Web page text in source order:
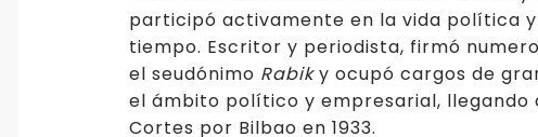
participó activamente en la vida política
tiempo. Escritor y periodista, firmó
el seudónimo Rabiky ocupó cargos de
el ámbito político y empresarial, llegando
Cortes por Bilbao en 1933.